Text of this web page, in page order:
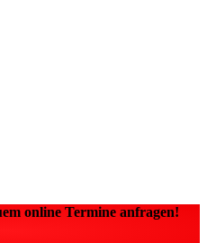
online Termine anfragen!